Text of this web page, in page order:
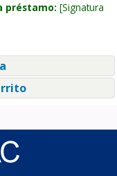
préstamo: Signatura